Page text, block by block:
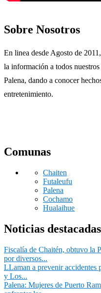
Sobre Nosotros
En linea desde Agosto de
la información a todos
Palena, dando a conocer
entretenimiento.
Comunas
Chaiten
Futaleufu
Palena
Cochamo
Hualaihue
Noticias destacadas
Fiscalía de Chaitén, obtuvo la
por diversos...
LLaman a prevenir accidentes
y Los...
Palena: Mujeres de Puerto